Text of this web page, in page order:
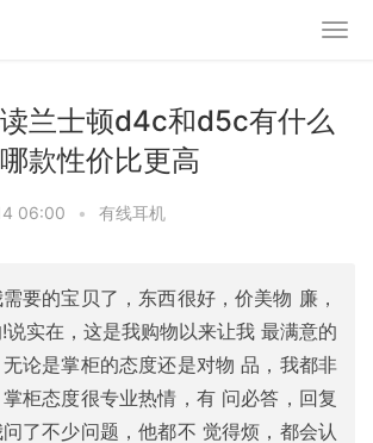
兰士顿d4c和d5c有什么
款性价比更高
06:00 • 有线耳机
要的宝贝了，东西很好，价美物 廉，
说实在，这是我购物以来让我 最满意的
论是掌柜的态度还是对物 品，我都非
柜态度很专业热情，有 问必答，回复
了不少问题，他都不 觉得烦，都会认